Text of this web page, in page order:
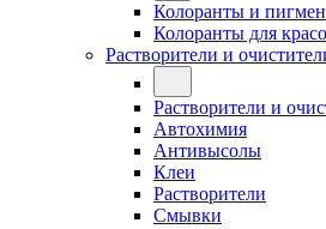
Колоранты и
Колоранты для
Растворители и
Растворители и
Автохимия
Антивысолы
Клеи
Растворители
Смывки